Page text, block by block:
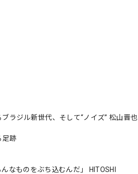
ラジル新世代、そして“ノイズ” 松山晋也
足跡
なものをぶち込むんだ」 HITOSHI